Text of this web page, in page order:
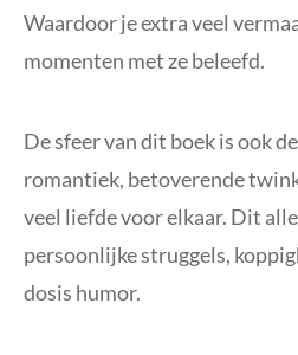
Waardoor je extra veel
momenten met ze beleefd.
De sfeer van dit boek is ook
romantiek, betoverende
veel liefde voor elkaar. Dit
persoonlijke struggels,
dosis humor.